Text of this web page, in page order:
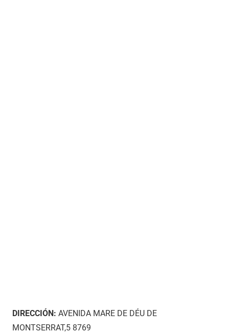
DIRECCIÓN: AVENIDA MARE DE DÉU DE
MONTSERRAT,5 8769